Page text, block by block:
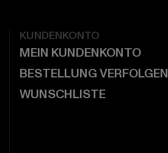
KUNDENKONTO
MEIN KUNDENKONTO
BESTELLUNG VERFOLGEN
WUNSCHLISTE